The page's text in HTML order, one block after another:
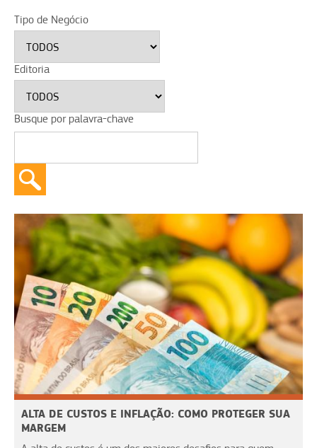
Tipo de Negócio
Editoria
Busque por palavra-chave
ALTA DE CUSTOS E INFLAÇÃO: COMO PROTEGER SUA
MARGEM